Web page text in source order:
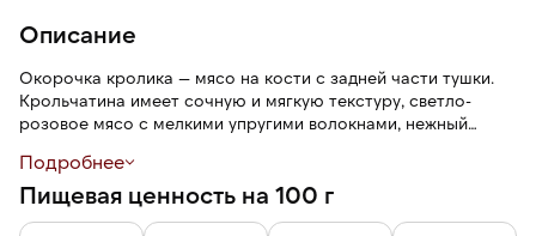
Описание
Окорочка кролика — мясо на кости с задней части тушки.
Крольчатина имеет сочную и мягкую текстуру, светло-
розовое мясо с мелкими упругими волокнами, нежный
Подробнее
Пищевая ценность на 100 г